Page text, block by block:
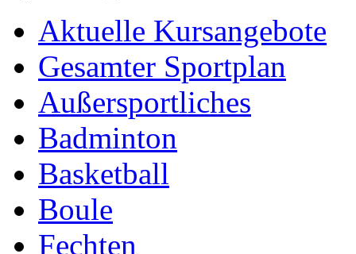
Aktuelle Kursangebote
Gesamter Sportplan
Außersportliches
Badminton
Basketball
Boule
Fechten